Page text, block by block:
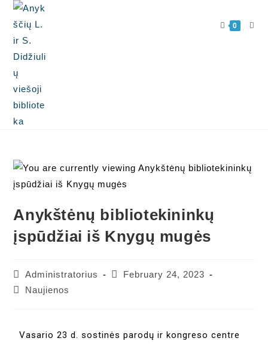
0
Anykštėnų bibliotekininkų
įspūdžiai iš Knygų mugės
Administratorius
February 24, 2023
Naujienos
Vasario 23 d. sostinės parodų ir kongreso centre